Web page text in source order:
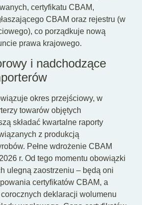
certyfikatu CBAM,
CBAM oraz rejestru (w
co porządkuje nową
prawa krajowego.
i nadchodzące
okres przejściowy, w
towarów objętych
składać kwartalne raporty
z produkcją
Pełne wdrożenie CBAM
r. Od tego momentu obowiązki
ulegną zaostrzeniu – będą oni
certyfikatów CBAM, a
deklaracji wolumenu